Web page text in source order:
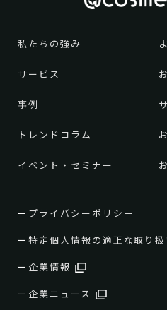
私たちの強み
サービス
事例
トレンドコラム
イベント・セミナー
プライバシーポリシー
特定個人情報の適正な取り
企業情報
企業ニュース